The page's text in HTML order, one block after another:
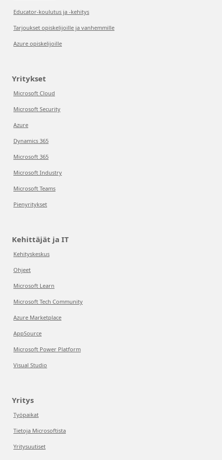
Educator-koulutus ja -kehitys
Tarjoukset opiskelijoille ja vanhemmille
Azure opiskelijoille
Yritykset
Microsoft Cloud
Microsoft Security
Azure
Dynamics 365
Microsoft 365
Microsoft Industry
Microsoft Teams
Pienyritykset
Kehittäjät ja IT
Kehityskeskus
Ohjeet
Microsoft Learn
Microsoft Tech Community
Azure Marketplace
AppSource
Microsoft Power Platform
Visual Studio
Yritys
Työpaikat
Tietoja Microsoftista
Yritysuutiset